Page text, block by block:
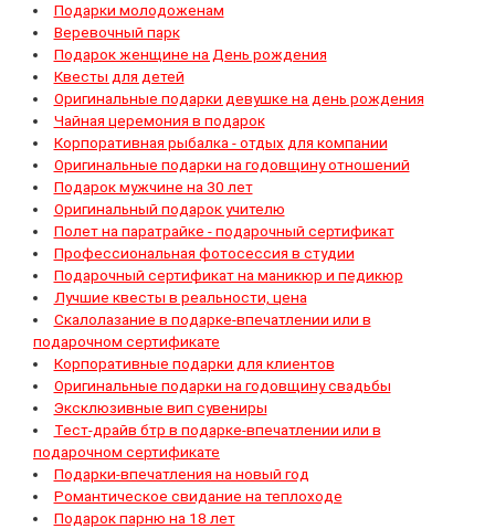
Подарки молодоженам
Веревочный парк
Подарок женщине на День рождения
Квесты для детей
Оригинальные подарки девушке на день рождения
Чайная церемония в подарок
Корпоративная рыбалка - отдых для компании
Оригинальные подарки на годовщину отношений
Подарок мужчине на 30 лет
Оригинальный подарок учителю
Полет на паратрайке - подарочный сертификат
Профессиональная фотосессия в студии
Подарочный сертификат на маникюр и педикюр
Лучшие квесты в реальности, цена
Скалолазание в подарке-впечатлении или в
подарочном сертификате
Корпоративные подарки для клиентов
Оригинальные подарки на годовщину свадьбы
Эксклюзивные вип сувениры
Тест-драйв бтр в подарке-впечатлении или в
подарочном сертификате
Подарки-впечатления на новый год
Романтическое свидание на теплоходе
Подарок парню на 18 лет